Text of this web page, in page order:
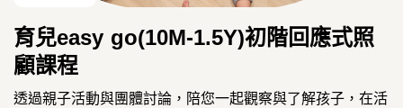
育兒easy go(10M-1.5Y)初階回應式照
顧課程
透過親子活動與團體討論，陪您一起觀察與了解孩子，在活